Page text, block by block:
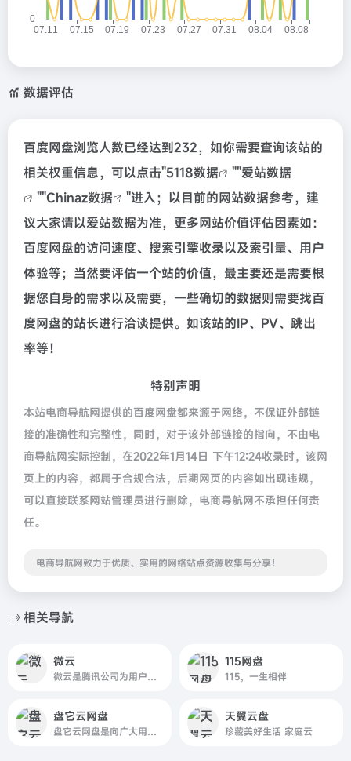
数据评估
百度网盘浏览人数已经达到232，如你需要查询该站的
相关权重信息，可以点击"5118数据 ""爱站数据
""Chinaz数据
"进入；以目前的网站数据参考，建
议大家请以爱站数据为准，更多网站价值评估因素如：
百度网盘的访问速度、搜索引擎收录以及索引量、用户
体验等；当然要评估一个站的价值，最主要还是需要根
据您自身的需求以及需要，一些确切的数据则需要找百
度网盘的站长进行洽谈提供。如该站的IP、PV、跳出
率等！
特别声明
本站电商导航网提供的百度网盘都来源于网络，不保证外部链
接的准确性和完整性，同时，对于该外部链接的指向，不由电
商导航网实际控制，在2022年1月14日 下午12:24收录时，该网
页上的内容，都属于合规合法，后期网页的内容如出现违规，
可以直接联系网站管理员进行删除，电商导航网不承担任何责
任。
电商导航网致力于优质、实用的网络站点资源收集与分享！
相关导航
微云
微云是腾讯公司为用户精心打造的一项智能云服务
115网盘
115，一生相伴
盘它云网盘
盘它云网盘是向广大用户提供上传空间和技术的信息存储空间服务平台。
天翼云盘
珍藏美好生活 家庭云